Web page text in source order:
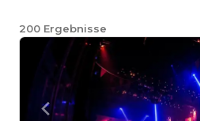
200 Ergebnisse